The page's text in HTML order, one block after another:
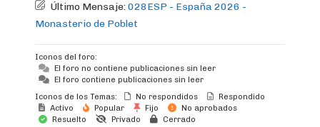
Último Mensaje:028ESP - España 2026 -
Monasterio de Poblet
Iconos del foro:
El foro no contiene publicaciones sin leer
El foro contiene publicaciones sin leer
Iconos de los Temas:
No respondidos
Respondido
Activo
Popular Fijo
No aprobados
Resuelto
Privado Cerrado